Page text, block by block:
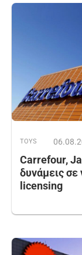
TOYS
Carrefour,
δυνάμεις σε
licensing